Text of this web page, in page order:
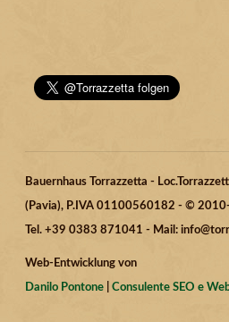
Bauernhaus Torrazzetta -
(Pavia), P.IVA 01100560182 - ©
Tel. +39 0383 871041 - Mail:
Web-Entwicklung von
Danilo Pontone Consulente SEO e